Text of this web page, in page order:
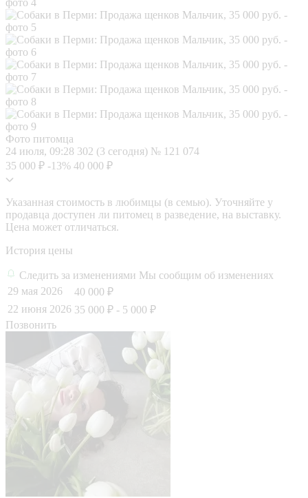
Фото питомца
24 июля, 09:28 302 (3 сегодня) № 121 074
35 000 ₽ -13% 40 000 ₽
Указанная стоимость в любимцы (в семью). Уточняйте у
продавца доступен ли питомец в разведение, на выставку.
Цена может отличаться.
История цены
Следить за изменениями Мы сообщим об изменениях
29 мая 2026
40 000 ₽
22 июня 2026 35 000 ₽ - 5 000 ₽
Позвонить